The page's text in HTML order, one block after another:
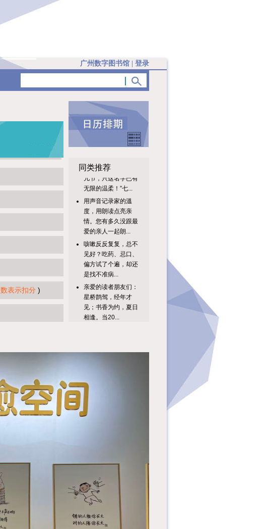
广州数字图书馆 登录
表示扣分 )
同类推荐
亲爱的读者朋
儿节，只这名字已有
无限的温柔！”七...
用声音记录家的溫
度，用朗读点亮亲
情。您有多久没跟最
爱的亲人一起朗...
咳嗽反反复复，总不
见好？吃药、忌口、
偏方试了个遍，却还
是找不准病...
亲爱的读者朋友们：
星桥鹊驾，经年才
见；书香为约，夏日
相逢。当20...
单人答题不过瘾？精
识达人挑战...
星传恨，银汉迢迢暗
度。”秦观笔下...
继今年第一季度举办
的“穗阅美声”系列活
数字记录，...
一趟隔着黃沙与历史
对望、一场为奇观惊
叹的视觉盛宴。一趟
踩着尘土与...